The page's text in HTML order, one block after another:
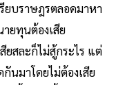
ยบราษฎรตลอดมาหา
ยทุนต้องเสีย
ยสละก็ไม่สู้กระไร แต่
มาโดยไม่ต้องเสีย